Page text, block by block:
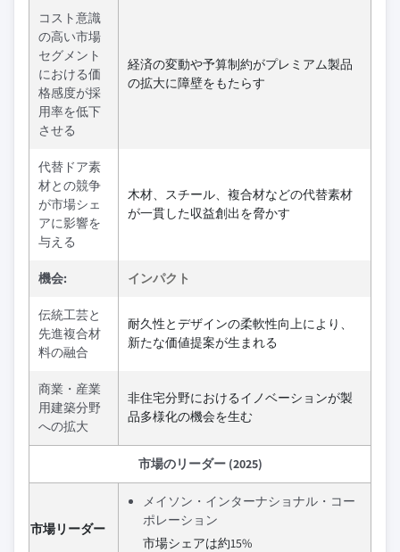
コスト意識
の高い市場
セグメント
における価
格感度が採
用率を低下
させる
経済の変動や予算制約がプレミアム製品
の拡大に障壁をもたらす
代替ドア素
材との競争
が市場シェ
アに影響を
与える
木材、スチール、複合材などの代替素材
が一貫した収益創出を脅かす
機会: インパクト
伝統工芸と
先進複合材
料の融合
耐久性とデザインの柔軟性向上により、
新たな価値提案が生まれる
商業・産業
用建築分野
への拡大
非住宅分野におけるイノベーションが製
品多様化の機会を生む
市場のリーダー (2025)
市場リーダー
メイソン・インターナショナル・コー
ポレーション
市場シェアは約15%